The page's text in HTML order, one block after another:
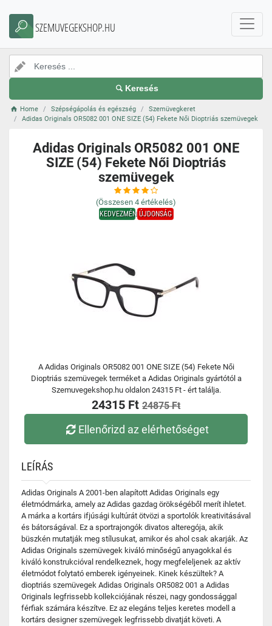
SZEMUVEGEKSHOP.HU
Keresés
Home Szépségápolás és egészség
Szemüvegkeret
Adidas Originals OR5082 001 ONE SIZE (54) Fekete Női Dioptriás szemüvegek
Adidas Originals OR5082 001 ONE
SIZE (54) Fekete Női Dioptriás
szemüvegek
(Összesen 4 értékelés)
KEDVEZMÉNYÚJDONSÁG
A Adidas Originals OR5082 001 ONE SIZE (54) Fekete Női
Dioptriás szemüvegek terméket a Adidas Originals gyártótól a
Szemuvegekshop.hu oldalon 24315 Ft - ért találja.
24315 Ft 24875 Ft
Ellenőrizd az elérhetőséget
LEÍRÁS
Adidas Originals A 2001-ben alapított Adidas Originals egy
életmódmárka, amely az Adidas gazdag örökségéből merít ihletet.
A márka a kortárs ifjúsági kultúrát ötvözi a sportolók kreativitásával
és bátorságával. Ez a sportrajongók divatos alteregója, akik
büszkén mutatják meg stílusukat, amikor és ahol csak akarják. Az
Adidas Originals szemüvegek kiváló minőségű anyagokkal és
kiváló konstrukcióval rendelkeznek, hogy megfeleljenek az aktív
életmódot folytató emberek igényeinek. Kinek készültek? A
dioptriás szemüvegek Adidas Originals OR5082 001 a Adidas
Originals legfrissebb kollekciójának részei, nagy gondossággal
férfiak számára készítve. Ez az elegáns teljes keretes modell a
kortárs designer szemüvegek legfrissebb divatját követi. A